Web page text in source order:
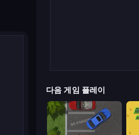
다음 게임 플레이